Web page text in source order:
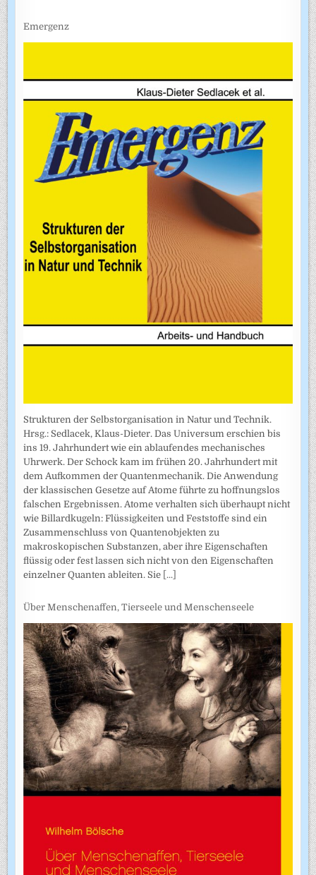
Emergenz
Strukturen der Selbstorganisation in Natur und Technik.
Hrsg.: Sedlacek, Klaus-Dieter. Das Universum erschien bis
ins 19. Jahrhundert wie ein ablaufendes mechanisches
Uhrwerk. Der Schock kam im frühen 20. Jahrhundert mit
dem Aufkommen der Quantenmechanik. Die Anwendung
der klassischen Gesetze auf Atome führte zu hoffnungslos
falschen Ergebnissen. Atome verhalten sich überhaupt nicht
wie Billardkugeln: Flüssigkeiten und Feststoffe sind ein
Zusammenschluss von Quantenobjekten zu
makroskopischen Substanzen, aber ihre Eigenschaften
flüssig oder fest lassen sich nicht von den Eigenschaften
einzelner Quanten ableiten. Sie [...]
Über Menschenaffen, Tierseele und Menschenseele